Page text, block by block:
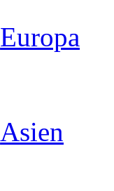
Europa
Asien